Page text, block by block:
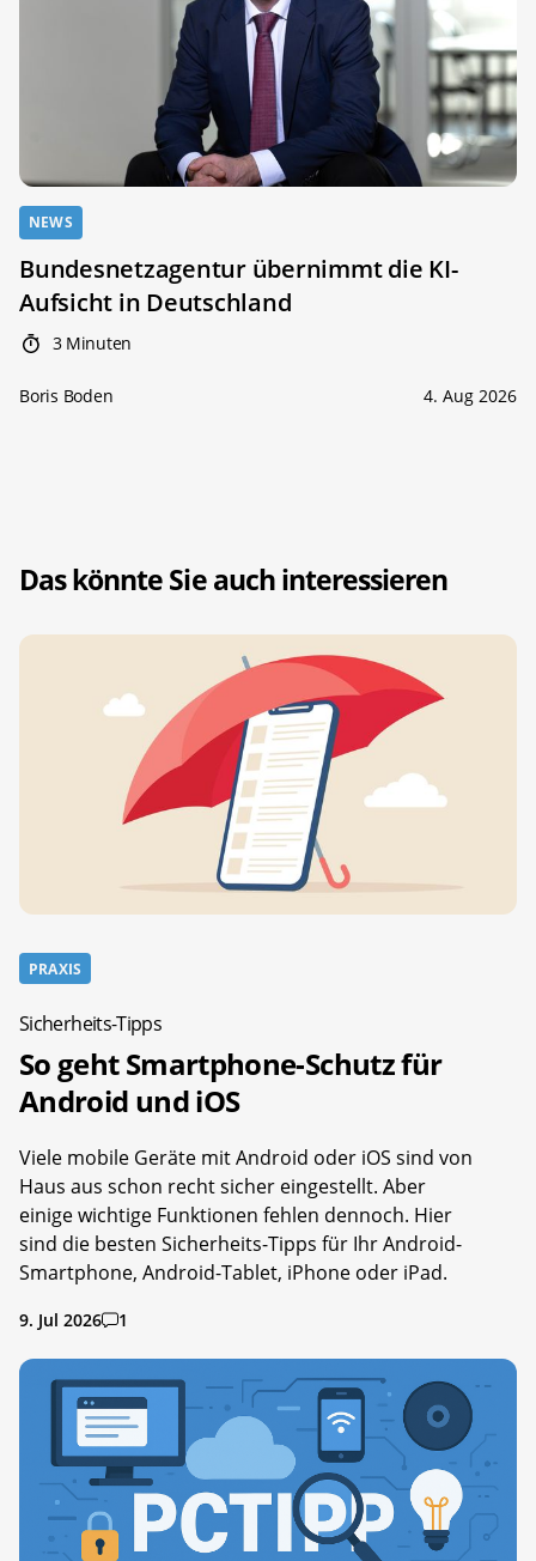
NEWS
Bundesnetzagentur übernimmt die KI-
Aufsicht in Deutschland
3 Minuten
Boris Boden 4. Aug 2026
Das könnte Sie auch interessieren
PRAXIS
Sicherheits-Tipps
So geht Smartphone-Schutz für
Android und iOS
Viele mobile Geräte mit Android oder iOS sind von
Haus aus schon recht sicher eingestellt. Aber
einige wichtige Funktionen fehlen dennoch. Hier
sind die besten Sicherheits-Tipps für Ihr Android-
Smartphone, Android-Tablet, iPhone oder iPad.
9. Jul 2026 1